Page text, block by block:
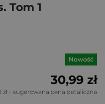
Tom 1
Nowość
30,99 zł
zł - sugerowana cena detaliczna